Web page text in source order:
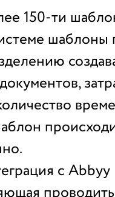
150-ти
шаблоны
с